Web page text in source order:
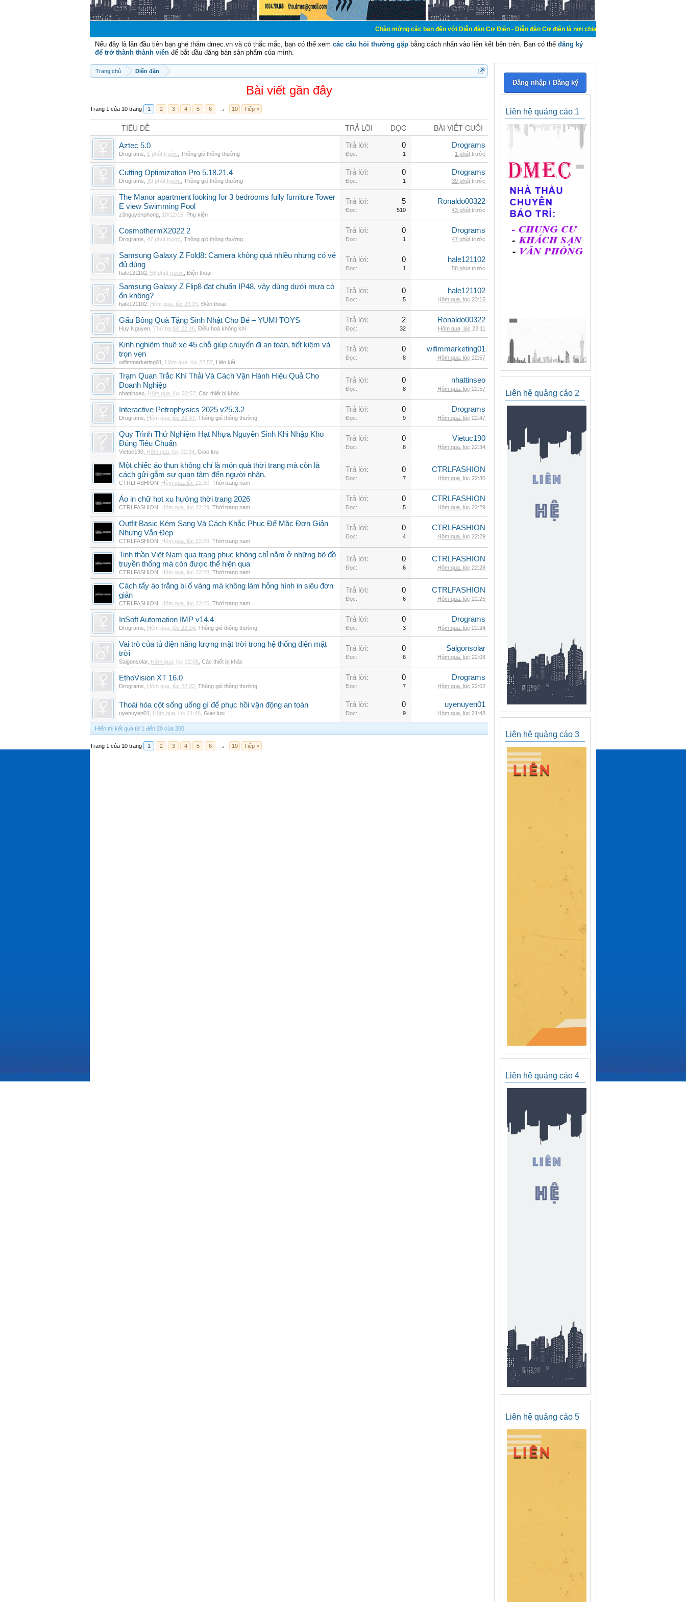
Chào mừng các bạn đến với Diễn đàn Cơ Điện - Diễn đàn Cơ điện là nơi chia sẽ kiến thức kinh nghiệm trong lãnh
Nếu đây là lần đầu tiên bạn ghé thăm dmec.vn và có thắc mắc, bạn có thể xem các câu hỏi thường gặp bằng cách nhấn vào liên kết bên trên. Bạn có thể đăng ký
để trở thành thành viên để bắt đầu đăng bán sản phẩm của mình.
Trang chủ Diễn đàn
Bài viết gần đây
Trang 1 của 10 trang 1 2 3 4 5 6 → 10 Tiếp >
TIÊU ĐỀ TRẢ LỜI ĐỌC BÀI VIẾT CUỐI
Aztec 5.0
Drograms 1 phút trước Thông gió thông thường
Trả lời: 0
Đọc: 1
Drograms
1 phút trước
Cutting Optimization Pro 5.18.21.4
Drograms 39 phút trước Thông gió thông thường
Trả lời: 0
Đọc: 1
Drograms
39 phút trước
The Manor apartment looking for 3 bedrooms fully furniture Tower
E view Swimming Pool
z3nguyenphong 18/12/15 Phụ kiện
Trả lời: 5
Đọc: 510
Ronaldo00322
43 phút trước
CosmothermX2022 2
Drograms 47 phút trước Thông gió thông thường
Trả lời: 0
Đọc: 1
Drograms
47 phút trước
Samsung Galaxy Z Fold8: Camera không quá nhiều nhưng có vẻ
đủ dùng
hale121102 58 phút trước Điện thoại
Trả lời: 0
Đọc: 1
hale121102
58 phút trước
Samsung Galaxy Z Flip8 đạt chuẩn IP48, vậy dùng dưới mưa có
ổn không?
hale121102 Hôm qua, lúc 23:15 Điện thoại
Trả lời: 0
Đọc: 5
hale121102
Hôm qua, lúc 23:15
Gấu Bông Quà Tặng Sinh Nhật Cho Bé – YUMI TOYS
Huy Nguyen Thứ ba lúc 22:46 Điều hoà không khí
Trả lời: 2
Đọc: 32
Ronaldo00322
Hôm qua, lúc 23:11
Kinh nghiệm thuê xe 45 chỗ giúp chuyến đi an toàn, tiết kiệm và
trọn vẹn
wifimmarketing01 Hôm qua, lúc 22:57 Liên kết
Trả lời: 0
Đọc: 8
wifimmarketing01
Hôm qua, lúc 22:57
Trạm Quan Trắc Khí Thải Và Cách Vận Hành Hiệu Quả Cho
Doanh Nghiệp
nhattinseo Hôm qua, lúc 22:57 Các thiết bị khác
Trả lời: 0
Đọc: 8
nhattinseo
Hôm qua, lúc 22:57
Interactive Petrophysics 2025 v25.3.2
Drograms Hôm qua, lúc 22:47 Thông gió thông thường
Trả lời: 0
Đọc: 9
Drograms
Hôm qua, lúc 22:47
Quy Trình Thử Nghiệm Hạt Nhựa Nguyên Sinh Khi Nhập Kho
Đúng Tiêu Chuẩn
Vietuc190 Hôm qua, lúc 22:34 Giao lưu
Trả lời: 0
Đọc: 8
Vietuc190
Hôm qua, lúc 22:34
Một chiếc áo thun không chỉ là món quà thời trang mà còn là
cách gửi gắm sự quan tâm đến người nhận.
CTRLFASHION Hôm qua, lúc 22:30 Thời trang nam
Trả lời: 0
Đọc: 7
CTRLFASHION
Hôm qua, lúc 22:30
Áo in chữ hot xu hướng thời trang 2026
CTRLFASHION Hôm qua, lúc 22:29 Thời trang nam
Trả lời: 0
Đọc: 5
CTRLFASHION
Hôm qua, lúc 22:29
Outfit Basic Kém Sang Và Cách Khắc Phục Để Mặc Đơn Giản
Nhưng Vẫn Đẹp
CTRLFASHION Hôm qua, lúc 22:29 Thời trang nam
Trả lời: 0
Đọc: 4
CTRLFASHION
Hôm qua, lúc 22:29
Tinh thần Việt Nam qua trang phục không chỉ nằm ở những bộ đồ
truyền thống mà còn được thể hiện qua
CTRLFASHION Hôm qua, lúc 22:28 Thời trang nam
Trả lời: 0
Đọc: 6
CTRLFASHION
Hôm qua, lúc 22:28
Cách tẩy áo trắng bị ố vàng mà không làm hỏng hình in siêu đơn
giản
CTRLFASHION Hôm qua, lúc 22:25 Thời trang nam
Trả lời: 0
Đọc: 6
CTRLFASHION
Hôm qua, lúc 22:25
InSoft Automation IMP v14.4
Drograms Hôm qua, lúc 22:24 Thông gió thông thường
Trả lời: 0
Đọc: 3
Drograms
Hôm qua, lúc 22:24
Vai trò của tủ điện năng lượng mặt trời trong hệ thống điện mặt
trời
Saigonsolar, Hôm qua, lúc 22:08 Các thiết bị khác
Trả lời: 0
Đọc: 6
Saigonsolar
Hôm qua, lúc 22:08
EthoVision XT 16.0
Drograms Hôm qua, lúc 22:02 Thông gió thông thường
Trả lời: 0
Đọc: 7
Drograms
Hôm qua, lúc 22:02
Thoái hóa cột sống uống gì để phục hồi vận động an toàn
uyenuyen01 Hôm qua, lúc 21:48 Giao lưu
Trả lời: 0
Đọc: 9
uyenuyen01
Hôm qua, lúc 21:48
Hiển thị kết quả từ 1 đến 20 của 200
Trang 1 của 10 trang 1 2 3 4 5 6 → 10 Tiếp >
Đăng nhập / Đăng ký
Liên hệ quảng cáo 1
Liên hệ quảng cáo 2
Liên hệ quảng cáo 3
Liên hệ quảng cáo 4
Liên hệ quảng cáo 5